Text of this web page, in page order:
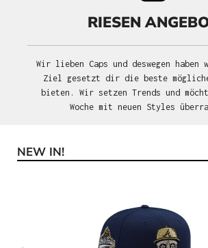
RIESEN
Wir lieben Caps und deswegen haben
Ziel gesetzt dir die beste mögliche
bieten. Wir setzen Trends und
Woche mit neuen Styles
Produktgalerie überspringen
NEW IN!